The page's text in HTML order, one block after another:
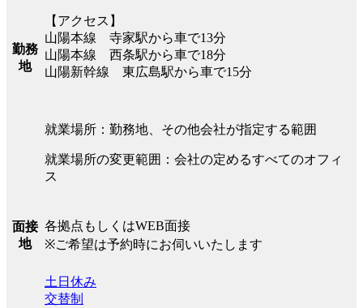
勤務
地
【アクセス】
山陽本線 寺家駅から車で13分
山陽本線 西条駅から車で18分
山陽新幹線 東広島駅から車で15分
就業場所：勤務地、その他会社が指定する範囲
就業場所の変更範囲：会社の定めるすべてのオフィ
ス
面接
地
各拠点もしくはWEB面接
※ご希望は予約時にお伺いいたします
土日休み
交替制